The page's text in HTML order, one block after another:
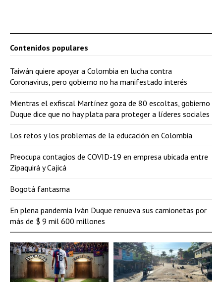
Contenidos populares
Taiwán quiere apoyar a Colombia en lucha contra
Coronavirus, pero gobierno no ha manifestado interés
Mientras el exfiscal Martínez goza de 80 escoltas, gobierno
Duque dice que no hay plata para proteger a líderes sociales
Los retos y los problemas de la educación en Colombia
Preocupa contagios de COVID-19 en empresa ubicada entre
Zipaquirá y Cajicá
Bogotá fantasma
En plena pandemia Iván Duque renueva sus camionetas por
más de $ 9 mil 600 millones